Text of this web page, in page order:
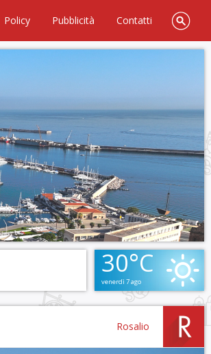
Policy Pubblicità Contatti
30°C
venerdì 7 ago
Rosalio